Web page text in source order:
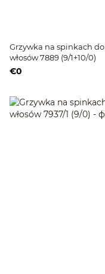
Grzywka na spinkach do
włosów 7889 (9/1+10/0)
€0